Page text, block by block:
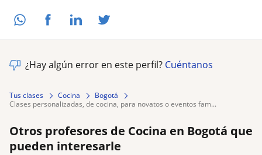
¿Hay algún error en este perfil? Cuéntanos
Tus clases Cocina
Bogotá
clases personalizadas, de cocina, para novatos o eventos fam...
Otros profesores de Cocina en Bogotá que
pueden interesarle